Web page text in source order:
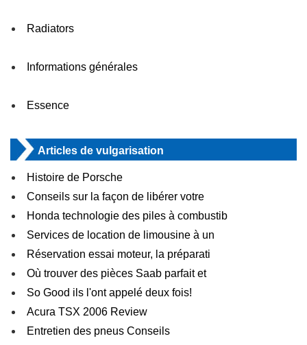
Radiators
Informations générales
Essence
Articles de vulgarisation
Histoire de Porsche
Conseils sur la façon de libérer votre
Honda technologie des piles à combustib
Services de location de limousine à un
Réservation essai moteur, la préparati
Où trouver des pièces Saab parfait et
So Good ils l'ont appelé deux fois!
Acura TSX 2006 Review
Entretien des pneus Conseils